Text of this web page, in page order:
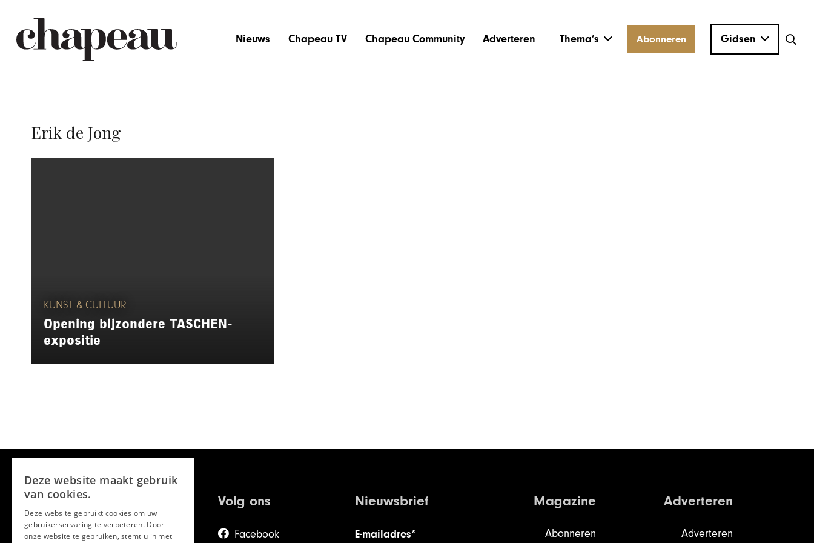
Nieuws Chapeau TV Chapeau Community Adverteren Thema’s Abonneren Gidsen
Erik de Jong
KUNST & CULTUUR
Opening bijzondere TASCHEN-
expositie
Volg ons
Facebook
Nieuwsbrief
E-mailadres*
Magazine
Abonneren
Adverteren
Adverteren
Deze website maakt gebruik
van cookies.
Deze website gebruikt cookies om uw
gebruikerservaring te verbeteren. Door
onze website te gebruiken, stemt u in met